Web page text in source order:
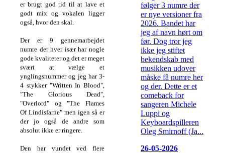
er brugt god tid til at lave et
godt mix og vokalen ligger
også, hvor den skal.
Der er 9 gennemarbejdet
numre der hver især har nogle
gode kvaliteter og det er meget
svært at vælge et
ynglingsnummer og jeg har 3-
4 stykker "Written In Blood",
"The Glorious Dead",
"Overlord" og "The Flames
Of Lindisfarne" men igen så er
der jo også de andre som
absolut ikke er ringere.
Den har vundet ved flere
følger 3 numre der
er nye versioner fra
2026. Bandet har
jeg af navn hørt om
før. Dog tror jeg
ikke jeg stiftet
bekendskab med
musikken udover
måske få numre her
og der. Dette er et
comeback for
sangeren Michele
Luppi og
Keyboardspilleren
Oleg Smirnoff (Ja...
26-05-2026